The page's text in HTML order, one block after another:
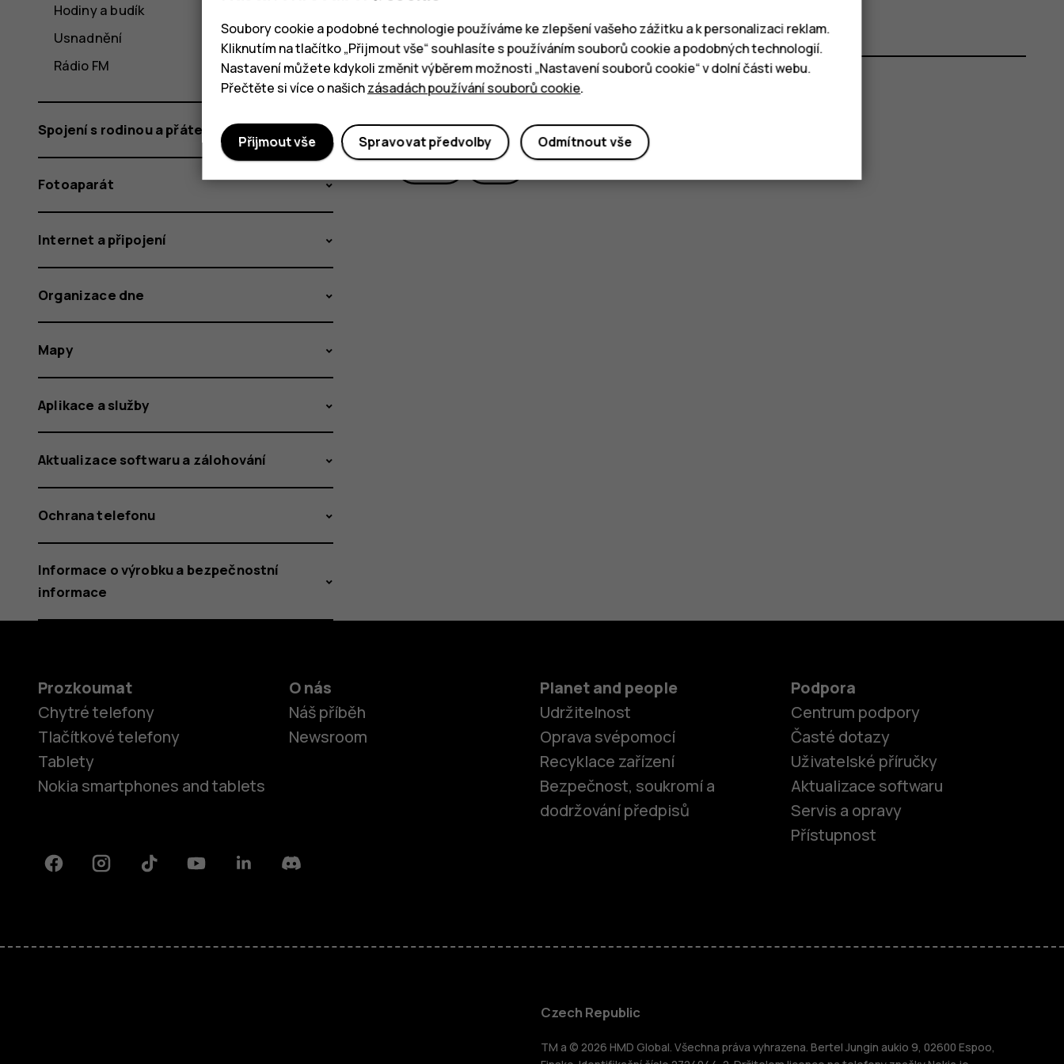
Chytré telefony
Ano Ne
Hodiny a budík
Usnadnění
Rádio FM
Spojení s rodinou a přáteli
Fotoaparát
Internet a připojení
Organizace dne
Mapy
Aplikace a služby
Aktualizace softwaru a zálohování
Ochrana telefonu
Informace o výrobku a bezpečnostní
informace
Prozkoumat
Chytré telefony
Tlačítkové telefony
Tablety
Nokia smartphones and tablets
O nás
Náš příběh
Newsroom
Planet and people
Udržitelnost
Oprava svépomocí
Recyklace zařízení
Bezpečnost, soukromí a
dodržování předpisů
Podpora
Centrum podpory
Časté dotazy
Uživatelské příručky
Aktualizace softwaru
Servis a opravy
Přístupnost
FacebookInstagramTiktok YoutubeLinkedinDiscord
Czech Republic
TM a © 2026 HMD Global. Všechna práva vyhrazena. Bertel Jungin aukio 9, 02600 Espoo,
Soubory cookie a podobné technologie používáme ke zlepšení vašeho zážitku a k personalizaci reklam.
Kliknutím na tlačítko „Přijmout vše“ souhlasíte s používáním souborů cookie a podobných technologií.
Nastavení můžete kdykoli změnit výběrem možnosti „Nastavení souborů cookie“ v dolní části webu.
Přečtěte si více o našichzásadách používání souborů cookie.
Odmítnout vše
Spravovat předvolby
Přijmout vše